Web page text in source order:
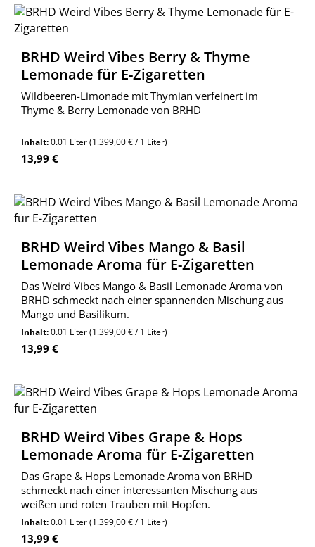
BRHD Weird Vibes Berry & Thyme
Lemonade für E-Zigaretten
Wildbeeren-Limonade mit Thymian verfeinert im
Thyme & Berry Lemonade von BRHD
Inhalt:0.01 Liter(1.399,00 € / 1 Liter)
Regulärer Preis:
13,99 €
BRHD Weird Vibes Mango & Basil
Lemonade Aroma für E-Zigaretten
Das Weird Vibes Mango & Basil Lemonade Aroma von
BRHD schmeckt nach einer spannenden Mischung aus
Mango und Basilikum.
Inhalt:0.01 Liter(1.399,00 € / 1 Liter)
Regulärer Preis:
13,99 €
BRHD Weird Vibes Grape & Hops
Lemonade Aroma für E-Zigaretten
Das Grape & Hops Lemonade Aroma von BRHD
schmeckt nach einer interessanten Mischung aus
weißen und roten Trauben mit Hopfen.
Inhalt:0.01 Liter(1.399,00 € / 1 Liter)
Regulärer Preis:
13,99 €